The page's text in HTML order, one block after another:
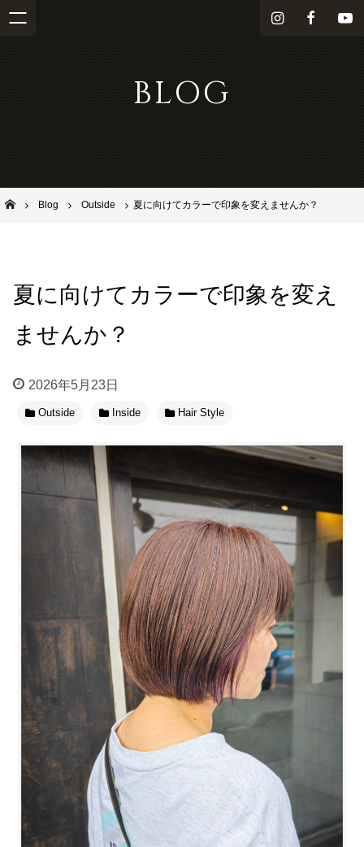
i
m
Y
BLOG
池田市石橋の美容室ならヘアサロンSolana（ソラーナ）
Blog Outside 夏に向けてカラーで印象を変えませんか？
夏に向けてカラーで印象を変え
ませんか？
2026年5月23日
Outside Inside Hair Style